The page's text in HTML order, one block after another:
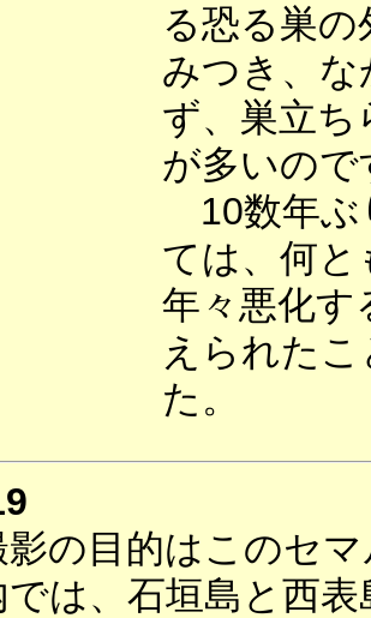
る恐る巣
みつき、
ず、巣立
が多いの
10数年ぶ
ては、何
年々悪化す
えられた
た。
影の目的はこのセ
では、石垣島と西